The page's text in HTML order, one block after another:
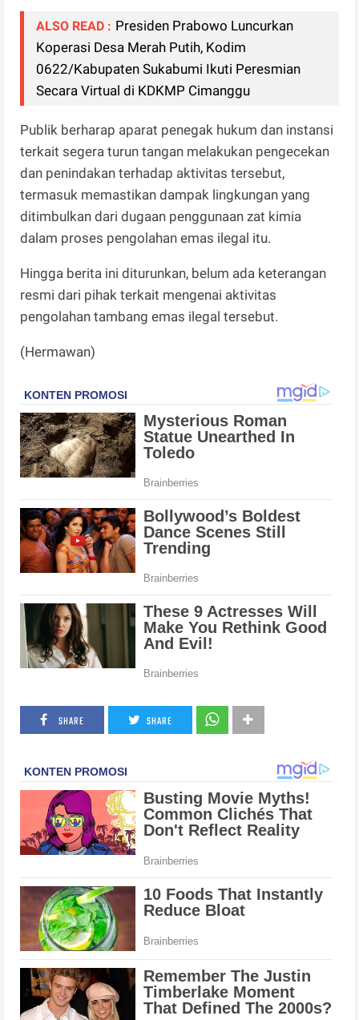
ALSO READ : Presiden Prabowo Luncurkan
Koperasi Desa Merah Putih, Kodim
0622/Kabupaten Sukabumi Ikuti Peresmian
Secara Virtual di KDKMP Cimanggu
Publik berharap aparat penegak hukum dan instansi
terkait segera turun tangan melakukan pengecekan
dan penindakan terhadap aktivitas tersebut,
termasuk memastikan dampak lingkungan yang
ditimbulkan dari dugaan penggunaan zat kimia
dalam proses pengolahan emas ilegal itu.
Hingga berita ini diturunkan, belum ada keterangan
resmi dari pihak terkait mengenai aktivitas
pengolahan tambang emas ilegal tersebut.
(Hermawan)
SHARE SHARE